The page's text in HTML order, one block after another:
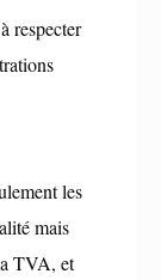
respecter
les
mais
TVA, et